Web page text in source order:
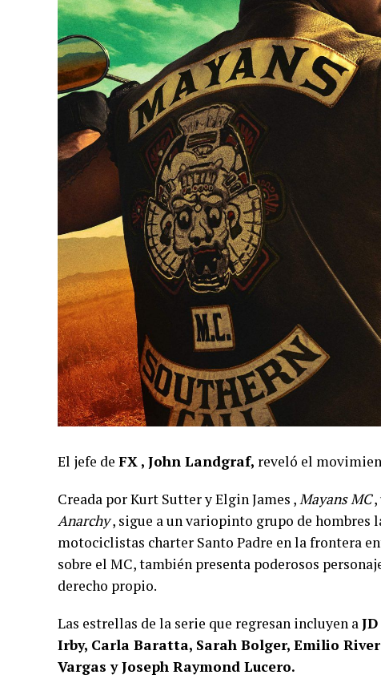
El jefe de FX , John Landgraf, reveló el
Creada por Kurt Sutter y Elgin James ,Mayans MC,
Anarchy, sigue a un variopinto grupo de hombres
motociclistas charter Santo Padre en la frontera
sobre el MC, también presenta poderosos
derecho propio.
Las estrellas de la serie que regresan incluyen a
Irby, Carla Baratta, Sarah Bolger, Emilio
Vargas y Joseph Raymond Lucero.